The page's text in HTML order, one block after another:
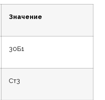
одним из наиболее
Значение
30Б1
Ст3